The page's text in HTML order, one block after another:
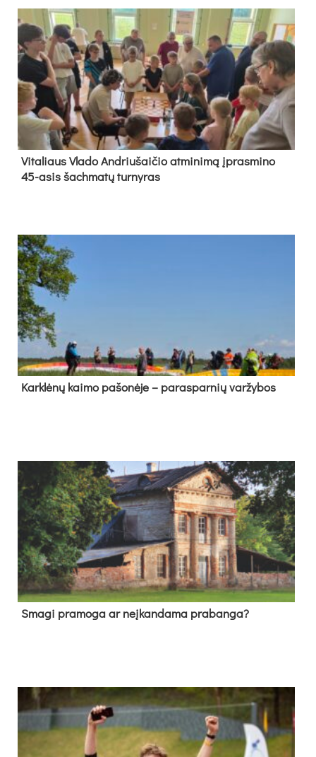
Vi­ta­liaus Vla­do And­riu­šai­čio at­mi­ni­mą įpras­mi­no
45-asis šach­ma­tų tur­ny­ras
Kark­lė­nų kai­mo pa­šo­nė­je – pa­ras­par­nių var­žy­bos
Sma­gi pra­mo­ga ar neį­kan­da­ma pra­ban­ga?